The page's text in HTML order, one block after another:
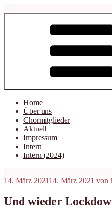
Inhalt
Home
Über uns
Chormitglieder
Aktuell
Impressum
Intern
Intern (2024)
Veröffentlicht
14. März 202114. März 2021 von
Und wieder